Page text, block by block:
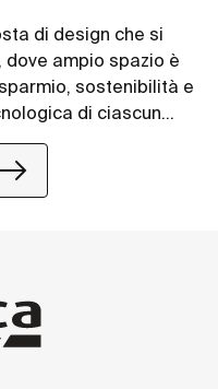
di design che si
ampio spazio è
sostenibilità e
di ciascun